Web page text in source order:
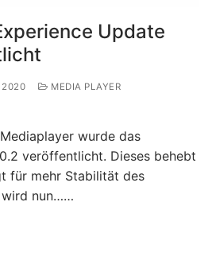
Update
2020
MEDIA PLAYER
wurde das
veröffentlicht. Dieses behebt
für mehr Stabilität des
wird nun……